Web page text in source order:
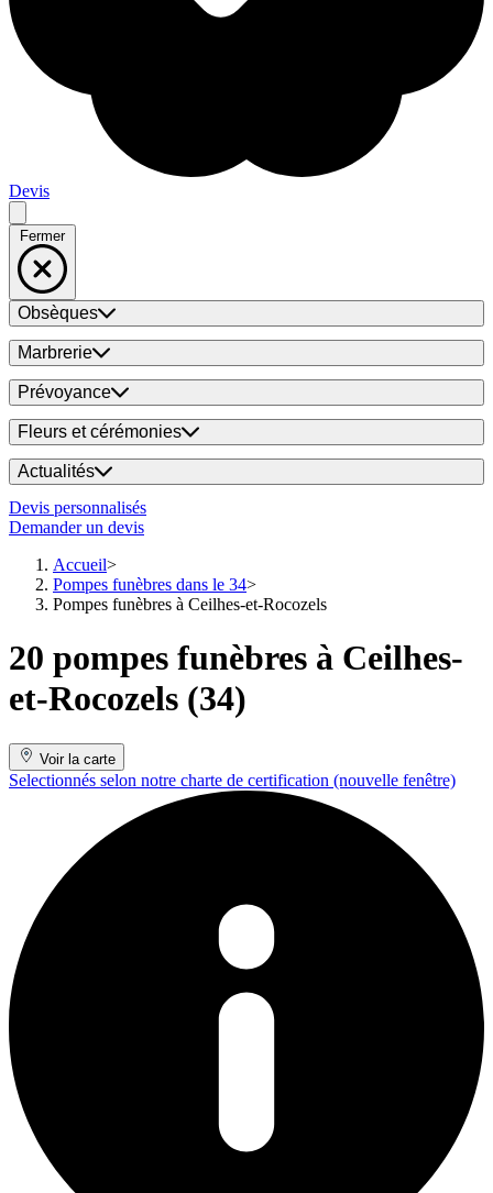
Devis
Fermer
Obsèques
Marbrerie
Prévoyance
Fleurs et cérémonies
Actualités
Devis personnalisés
Demander un devis
Accueil
Pompes funèbres dans le 34
Pompes funèbres à Ceilhes-et-Rocozels
20 pompes funèbres à Ceilhes-
et-Rocozels (34)
Voir la carte
Selectionnés selon notre charte de certification (nouvelle fenêtre)